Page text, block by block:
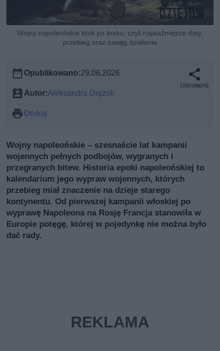
Wojny napoleońskie krok po kroku, czyli najważniejsze daty,
przebieg oraz zasięg działania
Opublikowano:29.06.2026
Autor:Aleksandra Drążek
Drukuj
Udostępnij
Wojny napoleońskie – szesnaście lat kampanii
wojennych pełnych podbojów, wygranych i
przegranych bitew. Historia epoki napoleońskiej to
kalendarium jego wypraw wojennych, których
przebieg miał znaczenie na dzieje starego
kontynentu. Od pierwszej kampanii włoskiej po
wyprawę Napoleona na Rosję Francja stanowiła w
Europie potęgę, której w pojedynkę nie można było
dać rady.